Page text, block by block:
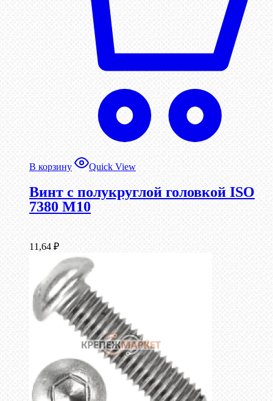
В корзину Quick View
Винт с полукруглой головкой ISO
7380 М10
11,64 ₽